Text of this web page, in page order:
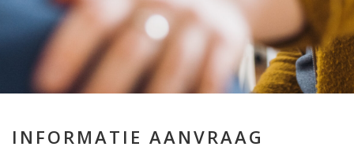
INFORMATIE AANVRAAG